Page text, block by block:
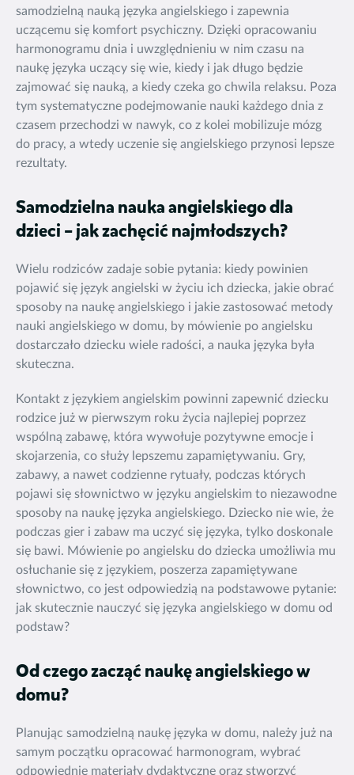
samodzielną nauką języka angielskiego i zapewnia
uczącemu się komfort psychiczny. Dzięki opracowaniu
harmonogramu dnia i uwzględnieniu w nim czasu na
naukę języka uczący się wie, kiedy i jak długo będzie
zajmować się nauką, a kiedy czeka go chwila relaksu. Poza
tym systematyczne podejmowanie nauki każdego dnia z
czasem przechodzi w nawyk, co z kolei mobilizuje mózg
do pracy, a wtedy uczenie się angielskiego przynosi lepsze
rezultaty.
Samodzielna nauka angielskiego dla
dzieci – jak zachęcić najmłodszych?
Wielu rodziców zadaje sobie pytania: kiedy powinien
pojawić się język angielski w życiu ich dziecka, jakie obrać
sposoby na naukę angielskiego i jakie zastosować metody
nauki angielskiego w domu, by mówienie po angielsku
dostarczało dziecku wiele radości, a nauka języka była
skuteczna.
Kontakt z językiem angielskim powinni zapewnić dziecku
rodzice już w pierwszym roku życia najlepiej poprzez
wspólną zabawę, która wywołuje pozytywne emocje i
skojarzenia, co służy lepszemu zapamiętywaniu. Gry,
zabawy, a nawet codzienne rytuały, podczas których
pojawi się słownictwo w języku angielskim to niezawodne
sposoby na naukę języka angielskiego. Dziecko nie wie, że
podczas gier i zabaw ma uczyć się języka, tylko doskonale
się bawi. Mówienie po angielsku do dziecka umożliwia mu
osłuchanie się z językiem, poszerza zapamiętywane
słownictwo, co jest odpowiedzią na podstawowe pytanie:
jak skutecznie nauczyć się języka angielskiego w domu od
podstaw?
Od czego zacząć naukę angielskiego w
domu?
Planując samodzielną naukę języka w domu, należy już na
samym początku opracować harmonogram, wybrać
odpowiednie materiały dydaktyczne oraz stworzyć